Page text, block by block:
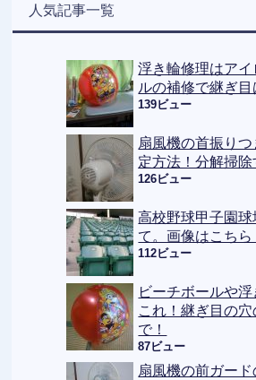
人気記事一覧
浮き輪修理はア
ルの補修で継ぎ目
139ビュー
扇風機の首振り
定方法！分解掃除
126ビュー
高校野球甲子園
て。画像はこちら
112ビュー
ビーチボールや
これ！継ぎ目の
で！
87ビュー
扇風機の前ガー